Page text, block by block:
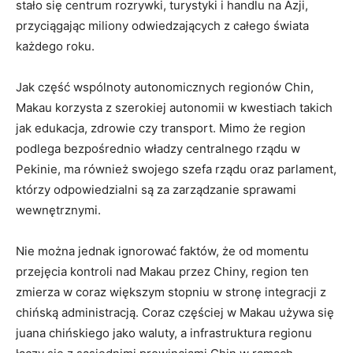
stało się ‌centrum rozrywki, turystyki ⁢i handlu na ⁢Azji,
przyciągając ‍miliony odwiedzających z całego świata⁢
każdego roku.
Jak część wspólnoty‌ autonomicznych regionów Chin,
Makau korzysta z szerokiej autonomii w kwestiach takich
jak edukacja,‌ zdrowie czy transport. Mimo że‍ region
⁢podlega bezpośrednio władzy⁣ centralnego rządu w
Pekinie, ma również swojego szefa rządu ‍oraz ‍parlament,
którzy odpowiedzialni są za zarządzanie sprawami
wewnętrznymi.
Nie ​można ⁤jednak ignorować​ faktów, że od momentu ​
przejęcia kontroli nad ‍Makau przez Chiny, region ten
zmierza⁤ w‌ coraz‌ większym stopniu w stronę integracji z
chińską administracją. Coraz częściej​ w Makau używa się
juana chińskiego⁤ jako waluty, ‌a infrastruktura regionu